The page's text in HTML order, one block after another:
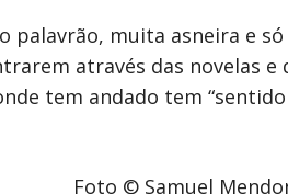
palavrão, muita asneira e
através das novelas
tem andado tem